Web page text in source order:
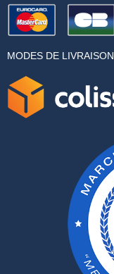
MODES DE LIVRAISON